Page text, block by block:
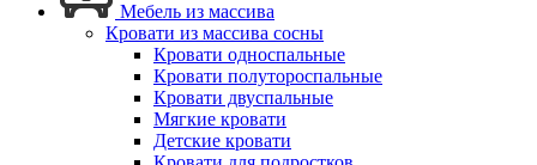
Мебель из массива
Кровати из массива сосны
Кровати односпальные
Кровати полутороспальные
Кровати двуспальные
Мягкие кровати
Детские кровати